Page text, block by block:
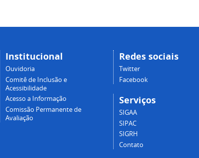
Institucional
Ouvidoria
Comitê de Inclusão e
Acessibilidade
Acesso a Informação
Comissão Permanente de
Avaliação
Redes sociais
Twitter
Facebook
Serviços
SIGAA
SIPAC
SIGRH
Contato